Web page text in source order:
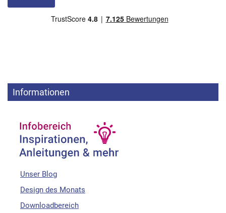
Informationen
Unser Blog
Design des Monats
Downloadbereich